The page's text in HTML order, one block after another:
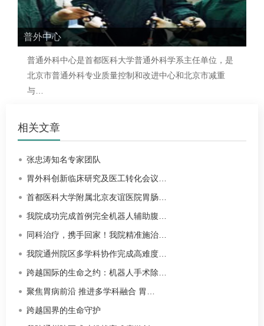
普外中心
普通外科中心是首都医科大学普通外科学系主任单位，是
北京市普通外科专业质量控制和改进中心和北京市减重
与…
相关文章
张忠涛知名专家团队
胃外科创新临床研究及医工转化会议…
首都医科大学附属北京友谊医院胃肠…
我院成功完成首例完全机器人辅助腹…
同科治疗，携手回家！我院精准施治…
我院通州院区多学科协作完成高难度…
跨越国际的生命之约：机器人手术除…
聚焦胃病前沿 推进多学科融合 胃…
跨越国界的生命守护